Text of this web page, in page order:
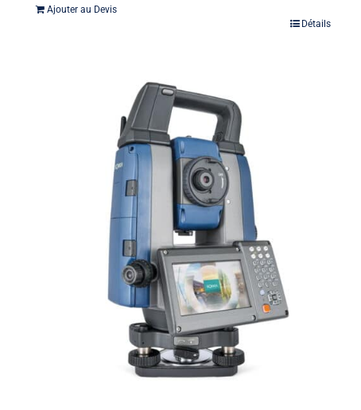
Ajouter au Devis
Détails